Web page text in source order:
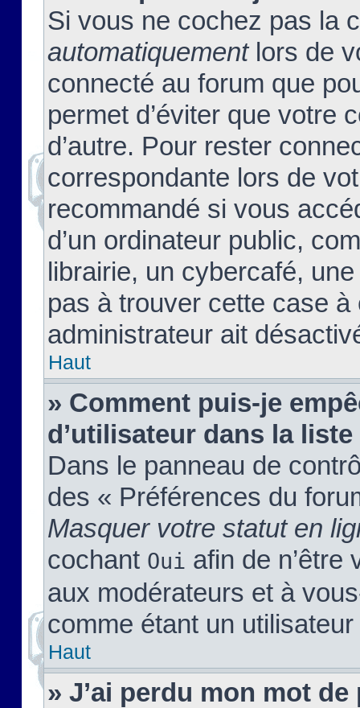
Si vous ne cochez pas la
automatiquementlors de
connecté au forum que
permet d’éviter que votre
d’autre. Pour rester
correspondante lors de
recommandé si vous
d’un ordinateur public,
librairie, un cybercafé,
pas à trouver cette case à
administrateur ait
Haut
» Comment puis-je
d’utilisateur dans la
Dans le panneau de
des « Préférences du
Masquer votre statut en
cochant Oui afin de n’être
aux modérateurs et à
comme étant un
Haut
» J’ai perdu mon mot de